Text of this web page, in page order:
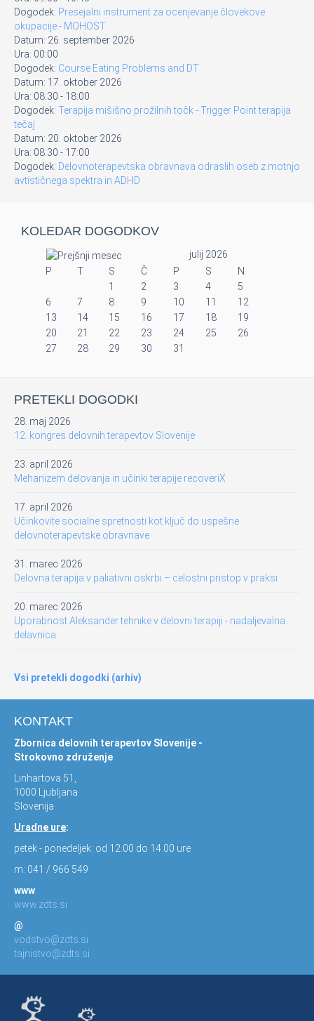
Dogodek: Presejalni instrument za ocenjevanje človekove
okupacije - MOHOST
Datum: 26. september 2026
Ura: 00:00
Dogodek: Course Eating Problems and DT
Datum: 17. oktober 2026
Ura: 08:30 - 18:00
Dogodek: Terapija mišišno prožilnih točk - Trigger Point terapija
tečaj
Datum: 20. oktober 2026
Ura: 08:30 - 17:00
Dogodek: Delovnoterapevtska obravnava odraslih oseb z motnjo
avtističnega spektra in ADHD
KOLEDAR DOGODKOV
julij 2026
P
T S Č P S
N
1
2 3 4
5
6
7 8 9 10 11
12
13
14 15 16 17 18
19
20
21 22 23 24 25
26
27
28 29 30 31
PRETEKLI DOGODKI
28. maj 2026
12. kongres delovnih terapevtov Slovenije
23. april 2026
Mehanizem delovanja in učinki terapije recoveriX
17. april 2026
Učinkovite socialne spretnosti kot ključ do uspešne
delovnoterapevtske obravnave
31. marec 2026
Delovna terapija v paliativni oskrbi – celostni pristop v praksi
20. marec 2026
Uporabnost Aleksander tehnike v delovni terapiji - nadaljevalna
delavnica
Vsi pretekli dogodki (arhiv)
KONTAKT
Zbornica delovnih terapevtov Slovenije -
Strokovno združenje
Linhartova 51,
1000 Ljubljana
Slovenija
Uradne ure:
petek - ponedeljek: od 12.00 do 14.00 ure
m: 041 / 966 549
www
www.zdts.si
@
vodstvo@zdts.si
tajnistvo@zdts.si